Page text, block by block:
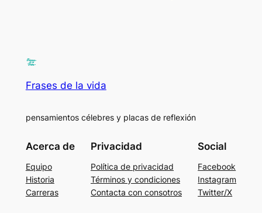
Frases de la vida
pensamientos célebres y placas de reflexión
Acerca de
Equipo
Historia
Carreras
Privacidad
Política de privacidad
Términos y condiciones
Contacta con consotros
Social
Facebook
Instagram
Twitter/X